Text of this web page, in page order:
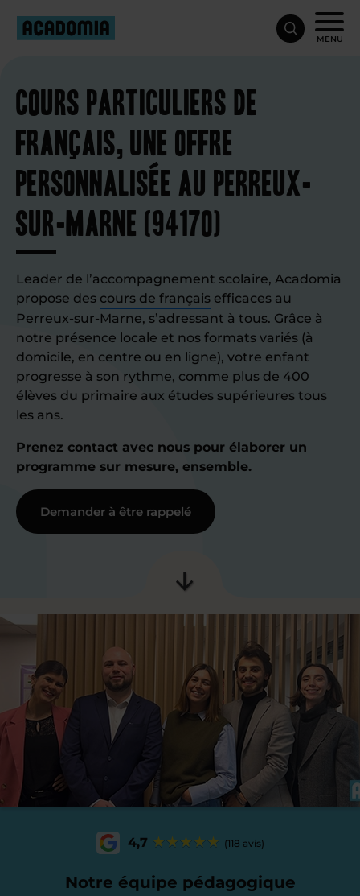
MENU
Cours particuliers de
français, une offre
personnalisée au Perreux-
sur-Marne (94170)
Leader de l’accompagnement scolaire, Acadomia
propose des cours de français efficaces au
Perreux-sur-Marne, s’adressant à tous. Grâce à
notre présence locale et nos formats variés (à
domicile, en centre ou en ligne), votre enfant
progresse à son rythme, comme plus de 400
élèves du primaire aux études supérieures tous
les ans.
Prenez contact avec nous pour élaborer un
programme sur mesure, ensemble.
Demander à être rappelé
4,7 (118 avis)
Notre équipe pédagogique